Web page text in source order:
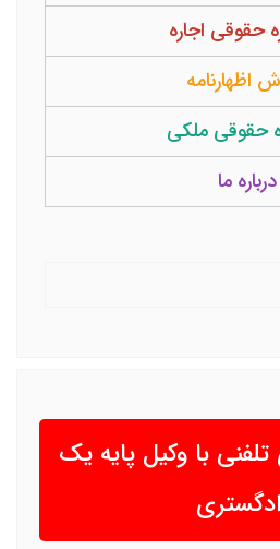
حقوقی اجاره
اظهارنامه
حقوقی ملکی
درباره ما
با وکیل پایه یک